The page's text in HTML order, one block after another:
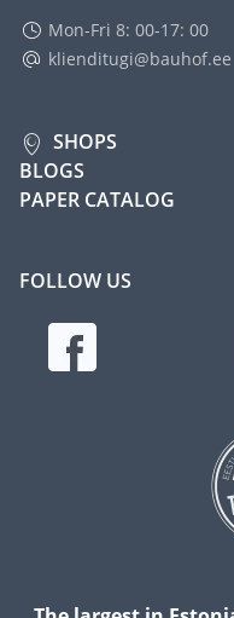
Mon-Fri 8: 00-17: 00
klienditugi@bauhof.ee
SHOPS
BLOGS
PAPER CATALOG
FOLLOW US